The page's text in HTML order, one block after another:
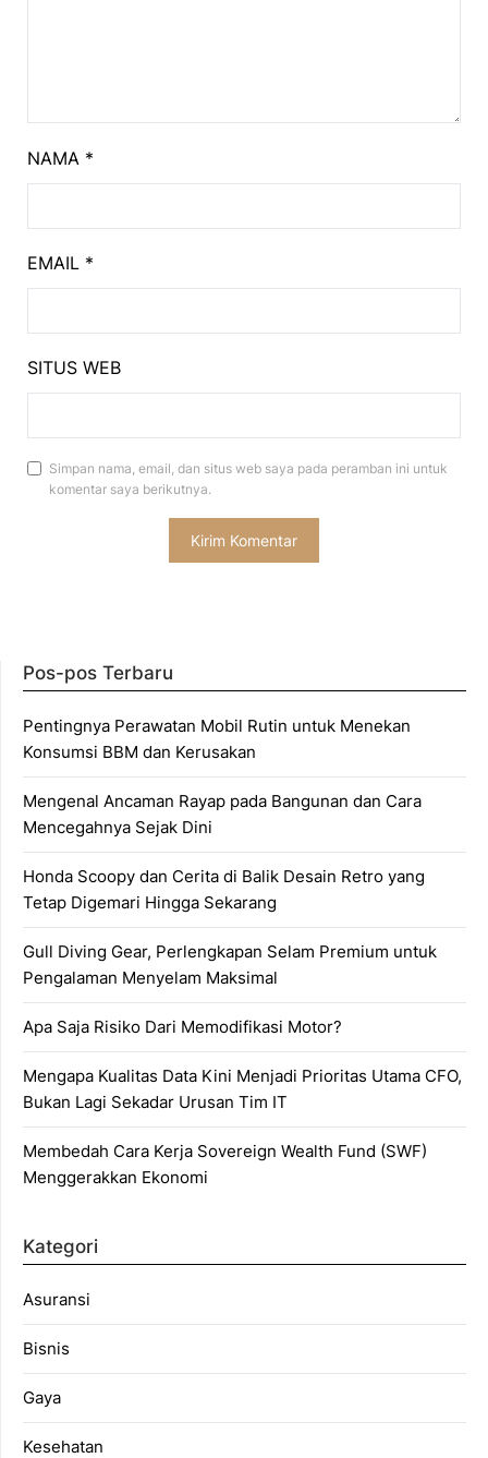
NAMA *
EMAIL *
SITUS WEB
Simpan nama, email, dan situs web saya pada peramban ini untuk
komentar saya berikutnya.
Pos-pos Terbaru
Pentingnya Perawatan Mobil Rutin untuk Menekan
Konsumsi BBM dan Kerusakan
Mengenal Ancaman Rayap pada Bangunan dan Cara
Mencegahnya Sejak Dini
Honda Scoopy dan Cerita di Balik Desain Retro yang
Tetap Digemari Hingga Sekarang
Gull Diving Gear, Perlengkapan Selam Premium untuk
Pengalaman Menyelam Maksimal
Apa Saja Risiko Dari Memodifikasi Motor?
Mengapa Kualitas Data Kini Menjadi Prioritas Utama CFO,
Bukan Lagi Sekadar Urusan Tim IT
Membedah Cara Kerja Sovereign Wealth Fund (SWF)
Menggerakkan Ekonomi
Kategori
Asuransi
Bisnis
Gaya
Kesehatan